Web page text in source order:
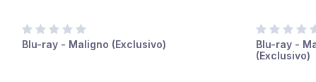
Blu-ray - Maligno (Exclusivo)
Blu-ray -
(Exclusivo)